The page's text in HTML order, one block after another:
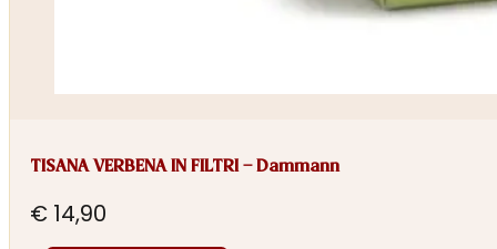
TISANA VERBENA IN FILTRI – Dammann
€ 14,90